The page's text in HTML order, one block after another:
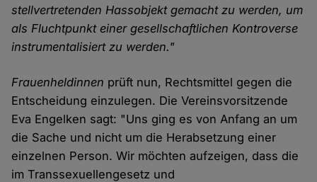
stellvertretenden Hassobjekt gemacht zu werden, um
als Fluchtpunkt einer gesellschaftlichen Kontroverse
instrumentalisiert zu werden."
Frauenheldinnen prüft nun, Rechtsmittel gegen die
Entscheidung einzulegen. Die Vereinsvorsitzende
Eva Engelken sagt: "Uns ging es von Anfang an um
die Sache und nicht um die Herabsetzung einer
einzelnen Person. Wir möchten aufzeigen, dass die
im Transsexuellengesetz und